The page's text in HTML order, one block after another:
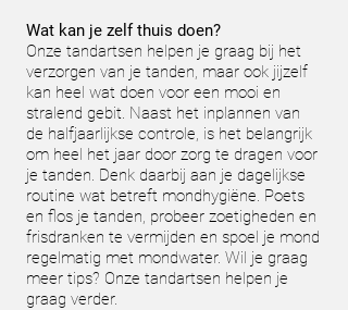
Wat kan je zelf thuis doen?
Onze tandartsen helpen je graag bij het
verzorgen van je tanden, maar ook jijzelf
kan heel wat doen voor een mooi en
stralend gebit. Naast het inplannen van
de halfjaarlijkse controle, is het belangrijk
om heel het jaar door zorg te dragen voor
je tanden. Denk daarbij aan je dagelijkse
routine wat betreft mondhygiëne. Poets
en flos je tanden, probeer zoetigheden en
frisdranken te vermijden en spoel je mond
regelmatig met mondwater. Wil je graag
meer tips? Onze tandartsen helpen je
graag verder.